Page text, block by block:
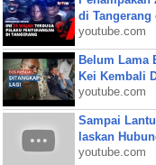
di Tangerang
youtube.com
Belum Lama
Kei Kembali
youtube.com
Sampai
laskan
youtube.com